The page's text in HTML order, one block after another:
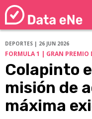
DEPORTES | 26 JUN 2026
FORMULA 1 | GRAN PREMIO
Colapinto
misión de
máxima